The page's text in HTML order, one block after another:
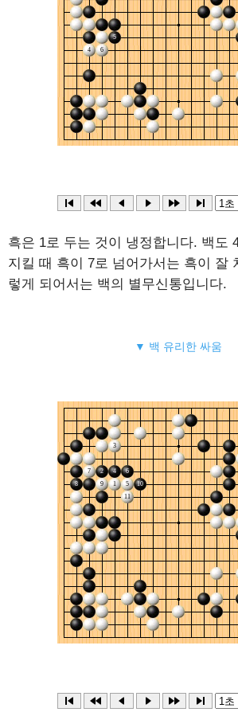
흑은 1로 두는 것이 냉정합니다. 백도
지킬 때 흑이 7로 넘어가서는 흑이 잘
렇게 되어서는 백의 별무신통입니다.
▼ 백 유리한 싸움